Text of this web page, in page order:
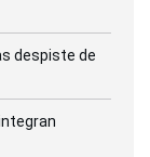
despiste de